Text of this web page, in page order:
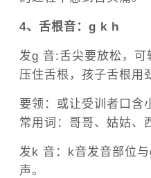
4、舌根音：ɡ k h
发ɡ 音:舌尖要放松，可
压住舌根，孩子舌根用
要领：或让受训者口含
常用词：哥哥、姑姑、
发k 音：k音发音部位
声。